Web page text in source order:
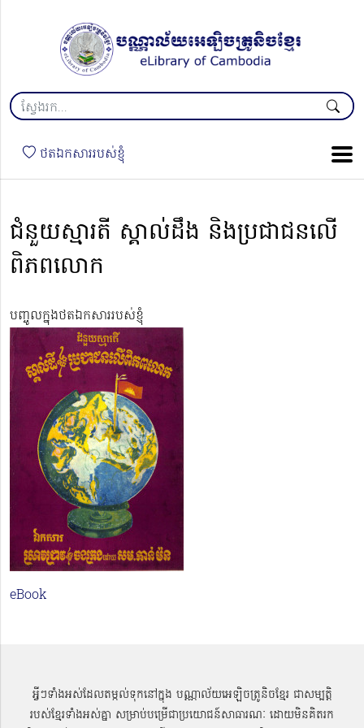
ថតឯកសាររបស់ខ្ញុំ
ជំនួយស្មារតី ស្គាល់ដឹង និងប្រជាជនលើ
ពិភពលោក
បញ្ចូលក្នុងថតឯកសាររបស់ខ្ញុំ
eBook
អ្វីៗទាំងអស់ដែលតម្កល់ទុកនៅក្នុង បណ្ណាល័យអេឡិចត្រូនិចខ្មែរ ជាសម្បតិ្ត
របស់ខ្មែរទាំងអស់គ្នា សម្រាប់បម្រើជាប្រយោជន៍សាធារណៈ ដោយមិនគិតរក